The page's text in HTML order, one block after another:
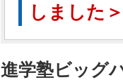
しました＞
進学塾ビッグ